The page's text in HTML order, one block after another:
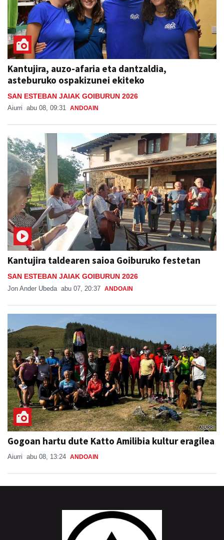
Kantujira, auzo-afaria eta dantzaldia,
asteburuko ospakizunei ekiteko
SAN ESTEBAN JAIAK GOIBURUN 2026
Aiurri abu 08, 09:31 ANDOAIN
Kantujira taldearen saioa Goiburuko festetan
SAN ESTEBAN JAIAK GOIBURUN 2026
Jon Ander Ubeda abu 07, 20:37 ANDOAIN
Gogoan hartu dute Katto Amilibia kultur eragilea
Aiurri abu 08, 13:24 ANDOAIN